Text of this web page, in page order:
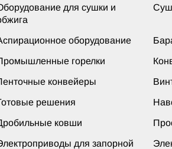
для сушки и
оборудование
горелки
конвейеры
решения
ковши
для запорной